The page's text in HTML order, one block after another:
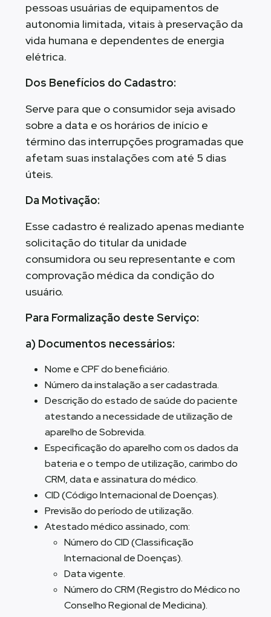
pessoas usuárias de equipamentos de
autonomia limitada, vitais à preservação da
vida humana e dependentes de energia
elétrica.
Dos Benefícios do Cadastro:
Serve para que o consumidor seja avisado
sobre a data e os horários de início e
término das interrupções programadas que
afetam suas instalações com até 5 dias
úteis.
Da Motivação:
Esse cadastro é realizado apenas mediante
solicitação do titular da unidade
consumidora ou seu representante e com
comprovação médica da condição do
usuário.
Para Formalização deste Serviço:
a) Documentos necessários:
Nome e CPF do beneficiário.
Número da instalação a ser cadastrada.
Descrição do estado de saúde do paciente
atestando a necessidade de utilização de
aparelho de Sobrevida.
Especificação do aparelho com os dados da
bateria e o tempo de utilização, carimbo do
CRM, data e assinatura do médico.
CID (Código Internacional de Doenças).
Previsão do período de utilização.
Atestado médico assinado, com:
Número do CID (Classificação
Internacional de Doenças).
Data vigente.
Número do CRM (Registro do Médico no
Conselho Regional de Medicina).